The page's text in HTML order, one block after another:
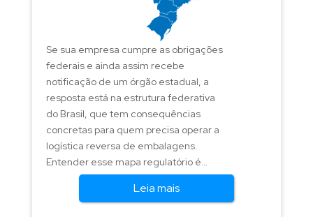
Se sua empresa cumpre as obrigações
federais e ainda assim recebe
notificação de um órgão estadual, a
resposta está na estrutura federativa
do Brasil, que tem consequências
concretas para quem precisa operar a
logística reversa de embalagens.
Entender esse mapa regulatório é
fundamental para fabricantes e
importadores que colocam
Leia mais